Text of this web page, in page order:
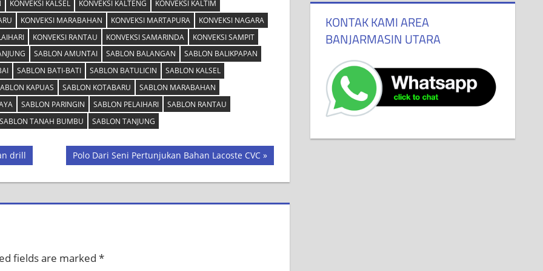
KONVEKSI KALSEL KONVEKSI KALTENG
KONVEKSI KALTIM
KONVEKSI MARABAHAN KONVEKSI MARTAPURA
KONVEKSI NAGARA
KONVEKSI RANTAU KONVEKSI SAMARINDA
KONVEKSI SAMPIT
SABLON AMUNTAI SABLON BALANGAN
SABLON BALIKPAPAN
SABLON BATI-BATI SABLON BATULICIN
SABLON KALSEL
KAPUAS SABLON KOTABARU
SABLON MARABAHAN
SABLON PARINGIN SABLON PELAIHARI
SABLON RANTAU
SABLON TANAH BUMBU SABLON TANJUNG
drill
Next
Post:
Polo Dari Seni Pertunjukan Bahan Lacoste CVC
fields are marked *
KONTAK KAMI AREA
BANJARMASIN UTARA